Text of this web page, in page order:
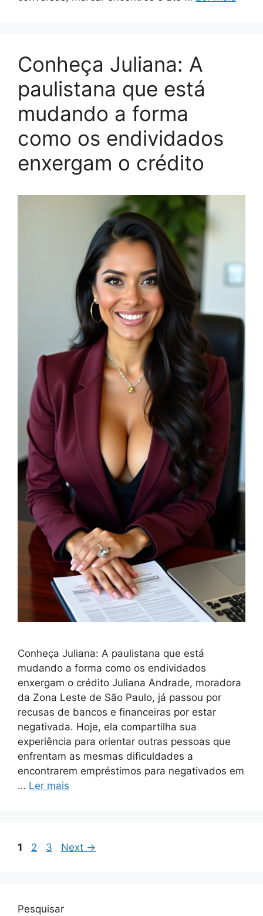
Conheça Juliana: A
paulistana que está
mudando a forma
como os endividados
enxergam o crédito
Conheça Juliana: A paulistana que está
mudando a forma como os endividados
enxergam o crédito Juliana Andrade, moradora
da Zona Leste de São Paulo, já passou por
recusas de bancos e financeiras por estar
negativada. Hoje, ela compartilha sua
experiência para orientar outras pessoas que
enfrentam as mesmas dificuldades a
encontrarem empréstimos para negativados em
… Ler mais
Page
1 Page
2 Page
3 Next →
Pesquisar